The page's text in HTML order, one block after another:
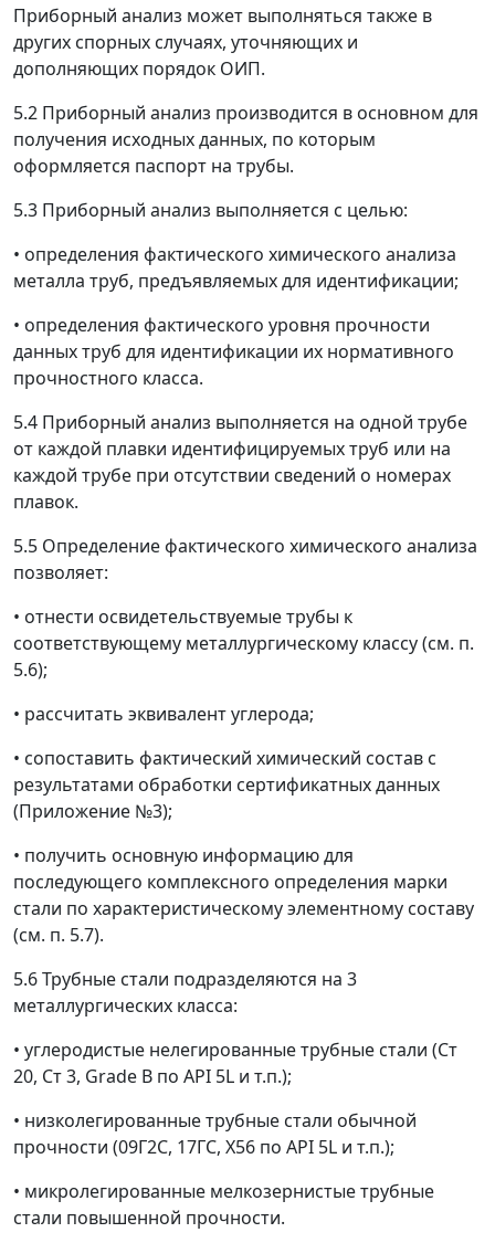
Приборный анализ может выполняться также в
других спорных случаях, уточняющих и
дополняющих порядок ОИП.
5.2 Приборный анализ производится в основном для
получения исходных данных, по которым
оформляется паспорт на трубы.
5.3 Приборный анализ выполняется с целью:
• определения фактического химического анализа
металла труб, предъявляемых для идентификации;
• определения фактического уровня прочности
данных труб для идентификации их нормативного
прочностного класса.
5.4 Приборный анализ выполняется на одной трубе
от каждой плавки идентифицируемых труб или на
каждой трубе при отсутствии сведений о номерах
плавок.
5.5 Определение фактического химического анализа
позволяет:
• отнести освидетельствуемые трубы к
соответствующему металлургическому классу(см. п.
5.6);
• рассчитать эквивалент углерода;
• сопоставить фактический химический состав с
результатами обработки сертификатных данных
(Приложение №3);
• получить основную информацию для
последующего комплексного определения марки
стали по характеристическому элементному составу
(см. п. 5.7).
5.6 Трубные стали подразделяются на 3
металлургических класса:
• углеродистые нелегированные трубные стали (Ст
20, Ст 3, Grade B по API 5L и т.п.);
• низколегированные трубные стали обычной
прочности (09Г2С, 17ГС, Х56 по API 5L и т.п.);
• микролегированные мелкозернистые трубные
стали повышенной прочности.